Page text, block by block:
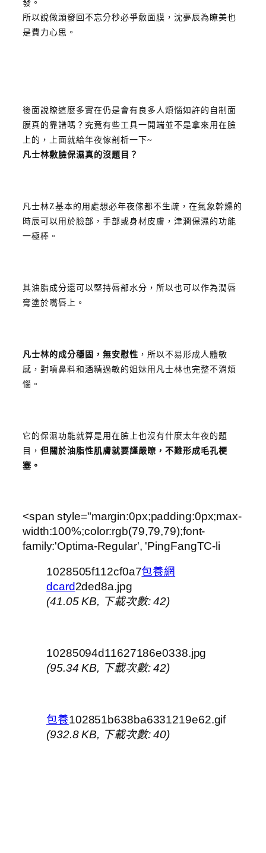
發。
所以說做頭發回不忘分秒必爭敷面膜，沈夢辰為瞭美也
是費力心思。
後面說瞭這麼多實在仍是會有良多人煩惱如許的自制面
膜真的靠譜嗎？ 究竟有些工具一開端並不是拿來用在臉
上的，上面就給年夜傢剖析一下~
凡士林敷臉保濕真的沒題目？
凡士林Z基本的用處想必年夜傢都不生疏，在氣象幹燥的
時辰可以用於臉部，手部或身材皮膚，津潤保濕的功能
一極棒。
其油脂成分還可以堅持唇部水分，所以也可以作為潤唇
膏塗於嘴唇上。
凡士林的成分穩固，無安慰性 ，所以不易形成人體敏
感，對噴鼻料和酒精過敏的姐妹用凡士林也完整不消煩
惱。
它的保濕功能就算是用在臉上也沒有什麼太年夜的題
目， 但關於油脂性肌膚就要謹嚴瞭，不難形成毛孔梗
塞。
<span style="margin:0px;padding:0px;max-
width:100%;color:rgb(79,79,79);font-
family:'Optima-Regular', 'PingFangTC-li
1028505f112cf0a7包養網
dcard2ded8a.jpg
(41.05 KB, 下載次數: 42)
10285094d11627186e0338.jpg
(95.34 KB, 下載次數: 42)
包養102851b638ba6331219e62.gif
(932.8 KB, 下載次數: 40)